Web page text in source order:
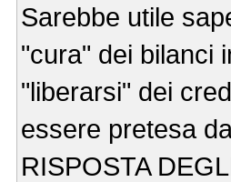
Sarebbe utile
"cura" dei bilanci
"liberarsi" dei
essere pretesa
RISPOSTA